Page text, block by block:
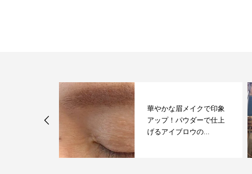
華やかな眉メイクで印象
アップ！パウダーで仕上
げるアイブロウの...